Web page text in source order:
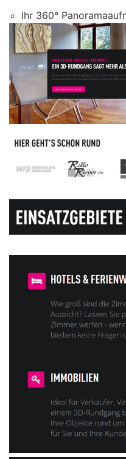
Ihr 360°